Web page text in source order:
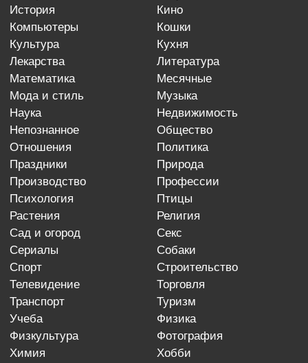
история
кино
компьютеры
кошки
культура
кухня
лекарства
литература
математика
месячные
мода и стиль
музыка
наука
недвижимость
непознанное
общество
отношения
политика
праздники
природа
производство
профессии
психология
птицы
растения
религия
сад и огород
секс
сериалы
собаки
спорт
строительство
телевидение
торговля
транспорт
туризм
учеба
физика
физкультура
фотография
химия
хобби